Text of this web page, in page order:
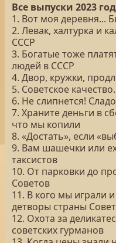
Все выпуски 2023
1. Вот моя деревня...
2. Левак, халтурка и
СССР
3. Богатые тоже
людей в СССР
4. Двор, кружки,
5. Советское
6. Не слипнется!
7. Храните деньги в
что мы копили
8. «Достать», если
9. Вам шашечки или
таксистов
10. От парковки до
Советов
11. В кого мы играли
детворы страны
12. Охота за
советских гурманов